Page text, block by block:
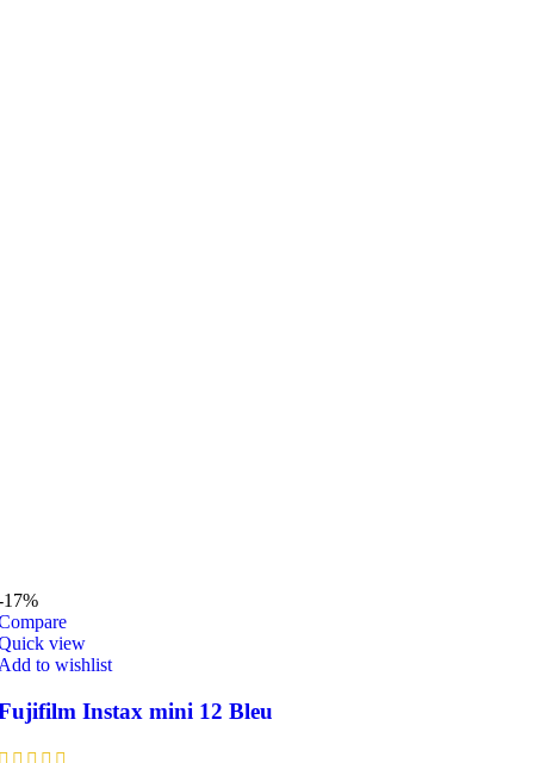
17%
view
to wishlist
Instax mini 12 Bleu